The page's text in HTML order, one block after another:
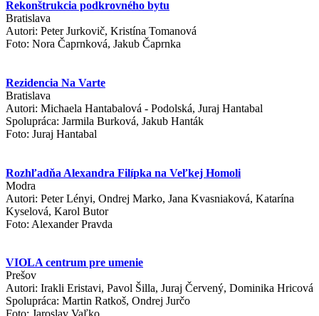
Rekonštrukcia podkrovného bytu
Bratislava
Autori: Peter Jurkovič, Kristína Tomanová
Foto: Nora Čaprnková, Jakub Čaprnka
Rezidencia Na Varte
Bratislava
Autori: Michaela Hantabalová - Podolská, Juraj Hantabal
Spolupráca: Jarmila Burková, Jakub Hanták
Foto: Juraj Hantabal
Rozhľadňa Alexandra Filípka na Veľkej Homoli
Modra
Autori: Peter Lényi, Ondrej Marko, Jana Kvasniaková, Katarína
Kyselová, Karol Butor
Foto: Alexander Pravda
VIOLA centrum pre umenie
Prešov
Autori: Irakli Eristavi, Pavol Šilla, Juraj Červený, Dominika Hricová
Spolupráca: Martin Ratkoš, Ondrej Jurčo